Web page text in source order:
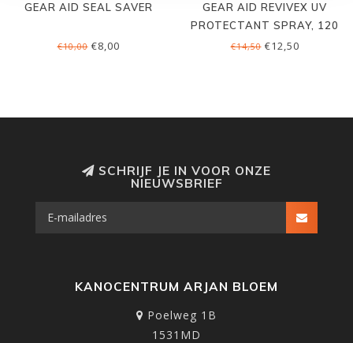
GEAR AID SEAL SAVER
€10,00€8,00
GEAR AID REVIVEX UV
PROTECTANT SPRAY, 120
ML
€14,50€12,50
SCHRIJF JE IN VOOR ONZE
NIEUWSBRIEF
KANOCENTRUM ARJAN BLOEM
Poelweg 1B
1531MD